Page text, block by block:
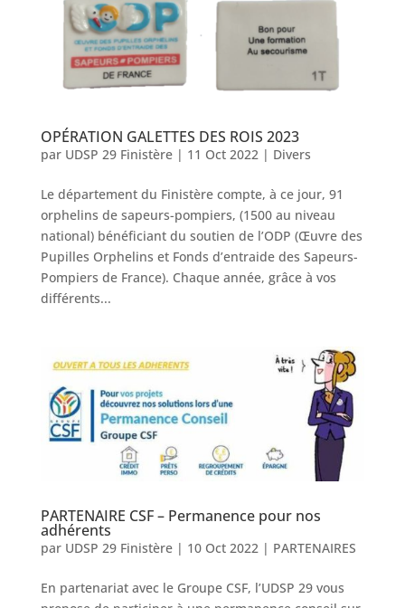
OPÉRATION GALETTES DES ROIS 2023
par UDSP 29 Finistère| 11 Oct 2022| Divers
Le département du Finistère compte, à ce jour, 91
orphelins de sapeurs-pompiers, (1500 au niveau
national) bénéficiant du soutien de l’ODP (Œuvre des
Pupilles Orphelins et Fonds d’entraide des Sapeurs-
Pompiers de France). Chaque année, grâce à vos
différents...
PARTENAIRE CSF – Permanence pour nos
adhérents
par UDSP 29 Finistère| 10 Oct 2022| PARTENAIRES
En partenariat avec le Groupe CSF, l’UDSP 29 vous